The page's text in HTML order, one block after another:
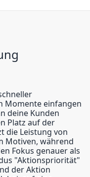
Momente einfangen
deine Kunden
Platz auf der
die Leistung von
Motiven, während
Fokus genauer als
"Aktionspriorität"
der Aktion